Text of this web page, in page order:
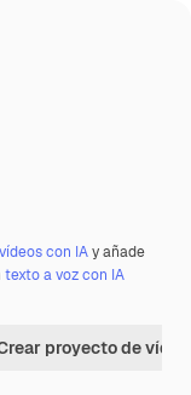
con IAy añade
texto a voz con IA
proyecto de vídeo